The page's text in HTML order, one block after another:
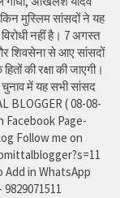
मुस्लिम सांसदों ने यह
विरोधी नहीं है। 7 अगस्त
शिवसेना से आए सांसदों
की रक्षा की जाएगी।
चुनाव में यह सभी सांसद
BLOGGER ( 08-08-
Facebook Page-
Follow me on
in WhatsApp